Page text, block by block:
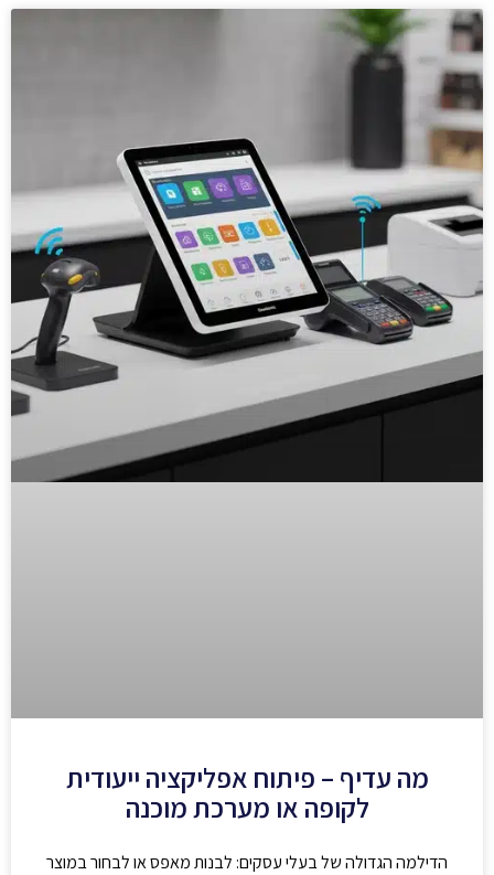
מה עדיף – פיתוח אפליקציה ייעודית
לקופה או מערכת מוכנה
הדילמה הגדולה של בעלי עסקים: לבנות מאפס או לבחור במוצר